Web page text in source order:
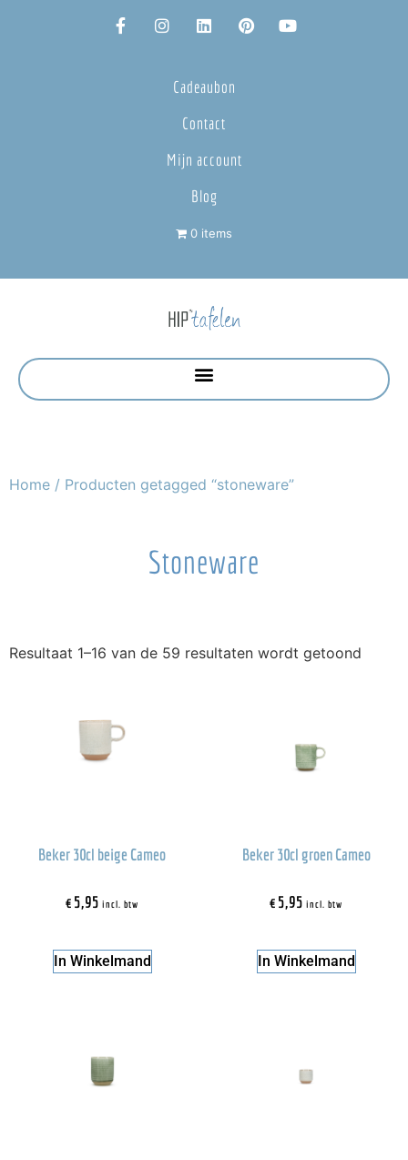
Cadeaubon
Contact
Mijn account
Blog
0 items
Home / Producten getagged “stoneware”
Stoneware
Resultaat 1–16 van de 59 resultaten wordt getoond
Beker 30cl beige Cameo
€5,95 incl. btw
In Winkelmand
Beker 30cl groen Cameo
€5,95 incl. btw
In Winkelmand